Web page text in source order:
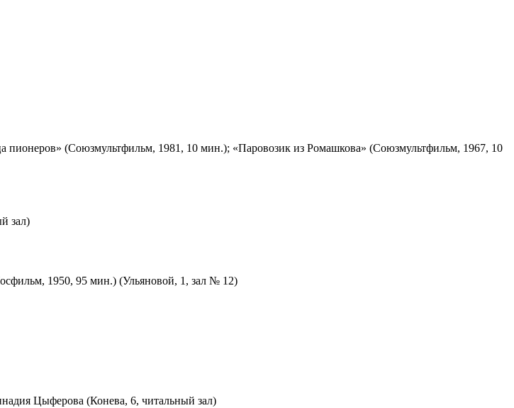
(Союзмультфильм, 1981, 10 мин.); «Паровозик из Ромашкова» (Союзмультфильм, 1967, 10
зал)
1950, 95 мин.) (Ульяновой, 1, зал № 12)
Цыферова (Конева, 6, читальный зал)